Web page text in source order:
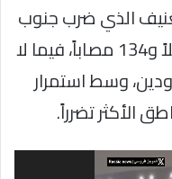
الذي ضرب جنوب
الفلبين صباح الاثنين إلى 19 قتيلاً و134 مصاباً، فيما لا
وسط استمرار
الأكثر تضرراً.